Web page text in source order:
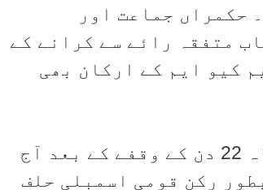
حکمراں جماعت اور
متفقہ رائے سے کرانے کے
کیو ایم کے ارکان بھی
قومی اسمبلی میں ایوان زیریں کا اجلاس 2ماہ 22 دن کے وقفے کے بعد آج
رکن قومی اسمبلی حلف